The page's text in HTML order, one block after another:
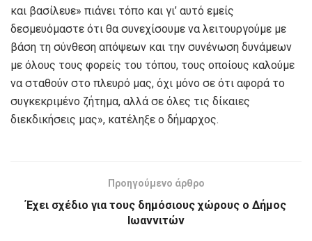
και βασίλευε» πιάνει τόπο και γι’ αυτό εμείς
δεσμευόμαστε ότι θα συνεχίσουμε να λειτουργούμε με
βάση τη σύνθεση απόψεων και την συνένωση δυνάμεων
με όλους τους φορείς του τόπου, τους οποίους καλούμε
να σταθούν στο πλευρό μας, όχι μόνο σε ότι αφορά το
συγκεκριμένο ζήτημα, αλλά σε όλες τις δίκαιες
διεκδικήσεις μας», κατέληξε ο δήμαρχος.
Προηγούμενο άρθρο
Έχει σχέδιο για τους δημόσιους χώρους ο Δήμος
Ιωαννιτών